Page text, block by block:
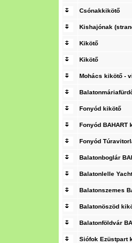
Csónakkikötő
Kishajónak
Kikötő
Kikötő
Mohács kikötő -
Fonyód kikötő
Fonyód BAHART
Fonyód
Balatonboglár
Balatonlelle
Balatonszemes
Balatonöszöd
Balatonföldvár
Siófok Ezüstpart